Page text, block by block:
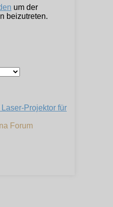
um der
beizutreten.
Projektor für
Forum